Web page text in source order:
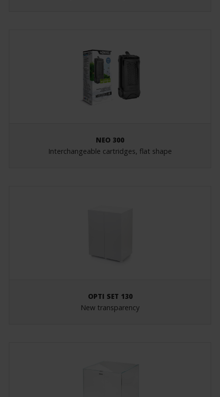
NEO 300
Interchangeable cartridges, flat shape
OPTI SET 130
New transparency